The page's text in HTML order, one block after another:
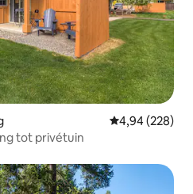
Gemiddelde
4,94 (228)
tot privétuin